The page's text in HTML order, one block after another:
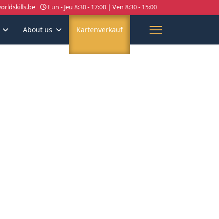
Lun - Jeu 8:30 - 17:00 | Ven 8:30 - 15:00
About us Kartenverkauf